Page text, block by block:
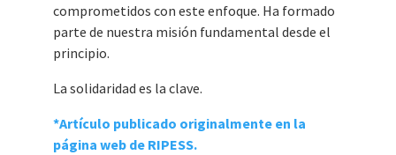
comprometidos con este enfoque. Ha formado
parte de nuestra misión fundamental desde el
principio.
La solidaridad es la clave.
*Artículo publicado originalmente en la
página web de RIPESS.